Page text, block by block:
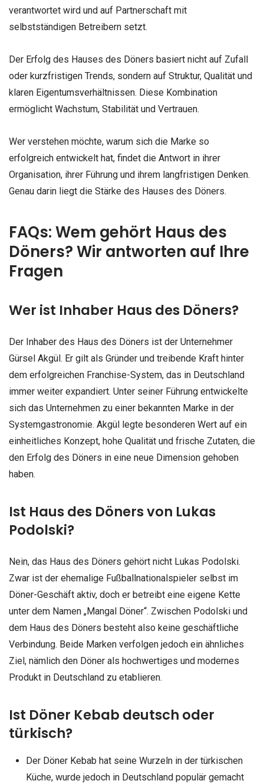
verantwortet wird und auf Partnerschaft mit
selbstständigen Betreibern setzt.
Der Erfolg des Hauses des Döners basiert nicht auf Zufall
oder kurzfristigen Trends, sondern auf Struktur, Qualität und
klaren Eigentumsverhältnissen. Diese Kombination
ermöglicht Wachstum, Stabilität und Vertrauen.
Wer verstehen möchte, warum sich die Marke so
erfolgreich entwickelt hat, findet die Antwort in ihrer
Organisation, ihrer Führung und ihrem langfristigen Denken.
Genau darin liegt die Stärke des Hauses des Döners.
FAQs: Wem gehört Haus des
Döners? Wir antworten auf Ihre
Fragen
Wer ist Inhaber Haus des Döners?
Der Inhaber des Haus des Döners ist der Unternehmer
Gürsel Akgül. Er gilt als Gründer und treibende Kraft hinter
dem erfolgreichen Franchise-System, das in Deutschland
immer weiter expandiert. Unter seiner Führung entwickelte
sich das Unternehmen zu einer bekannten Marke in der
Systemgastronomie. Akgül legte besonderen Wert auf ein
einheitliches Konzept, hohe Qualität und frische Zutaten, die
den Erfolg des Döners in eine neue Dimension gehoben
haben.
Ist Haus des Döners von Lukas
Podolski?
Nein, das Haus des Döners gehört nicht Lukas Podolski.
Zwar ist der ehemalige Fußballnationalspieler selbst im
Döner-Geschäft aktiv, doch er betreibt eine eigene Kette
unter dem Namen „Mangal Döner“. Zwischen Podolski und
dem Haus des Döners besteht also keine geschäftliche
Verbindung. Beide Marken verfolgen jedoch ein ähnliches
Ziel, nämlich den Döner als hochwertiges und modernes
Produkt in Deutschland zu etablieren.
Ist Döner Kebab deutsch oder
türkisch?
Der Döner Kebab hat seine Wurzeln in der türkischen
Küche, wurde jedoch in Deutschland populär gemacht